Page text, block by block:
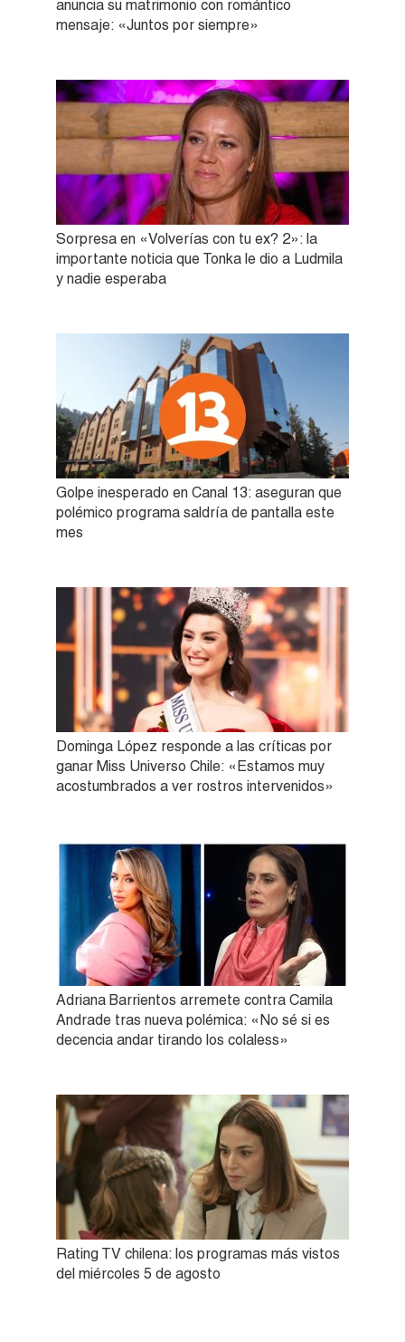
anuncia su matrimonio con romántico
mensaje: «Juntos por siempre»
Sorpresa en «Volverías con tu ex? 2»: la
importante noticia que Tonka le dio a Ludmila
y nadie esperaba
Golpe inesperado en Canal 13: aseguran que
polémico programa saldría de pantalla este
mes
Dominga López responde a las críticas por
ganar Miss Universo Chile: «Estamos muy
acostumbrados a ver rostros intervenidos»
Adriana Barrientos arremete contra Camila
Andrade tras nueva polémica: «No sé si es
decencia andar tirando los colaless»
Rating TV chilena: los programas más vistos
del miércoles 5 de agosto